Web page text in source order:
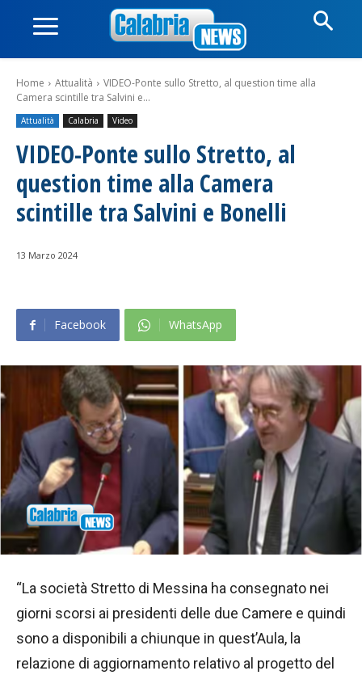
Home Attualità
VIDEO-Ponte sullo Stretto, al question time alla
Camera scintille tra Salvini e...
Attualità Calabria Video
VIDEO-Ponte sullo Stretto, al
question time alla Camera
scintille tra Salvini e Bonelli
13 Marzo 2024
Facebook WhatsApp
“La società Stretto di Messina ha consegnato nei
giorni scorsi ai presidenti delle due Camere e quindi
sono a disponibili a chiunque in quest’Aula, la
relazione di aggiornamento relativo al progetto del